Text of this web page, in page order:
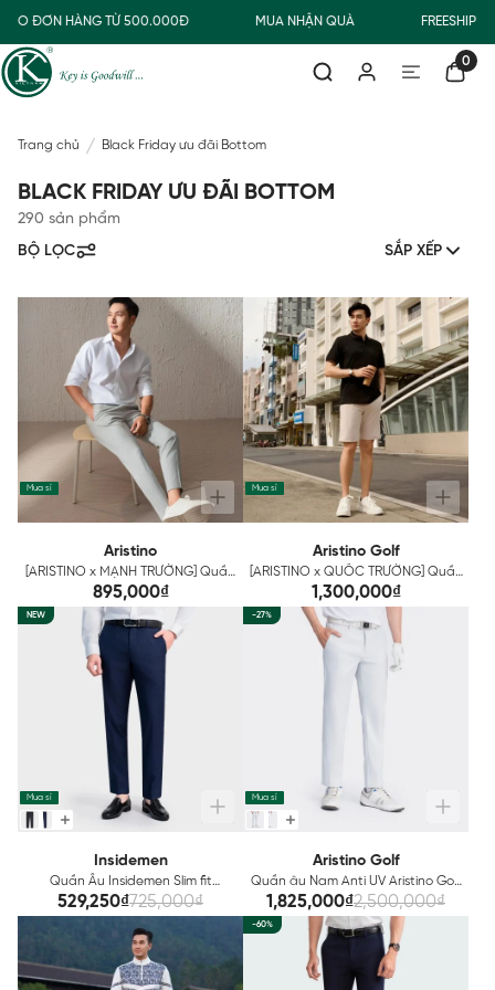
ĐƠN HÀNG TỪ 500.000Đ MUA NHẬN QUÀ FREESHIP
0
Trang chủ Black Friday ưu đãi Bottom
BLACK FRIDAY ƯU ĐÃI BOTTOM
290 sản phẩm
BỘ LỌC
SẮP XẾP
Mua sỉ
Aristino
[ARISTINO x MẠNH TRƯỜNG] Quần
âu Nam Aristino ATR0100Z
895,000₫
Mua sỉ
Aristino Golf
[ARISTINO x QUỐC TRƯỜNG] Quần
short thể thao Nam Aristino Golf
ASOG06AZ
1,300,000₫
NEW
Mua sỉ
Insidemen
Quần Âu Insidemen Slim fit
ITR0330Z
529,250₫725,000₫
-27%
Mua sỉ
Aristino Golf
Quần âu Nam Anti UV Aristino Golf
ATRG0603
1,825,000₫2,500,000₫
-60%